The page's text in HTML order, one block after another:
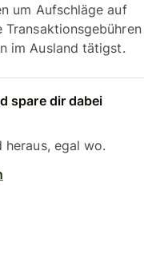
um Aufschläge auf
Transaktionsgebühren
im Ausland tätigst.
spare dir dabei
heraus, egal wo.